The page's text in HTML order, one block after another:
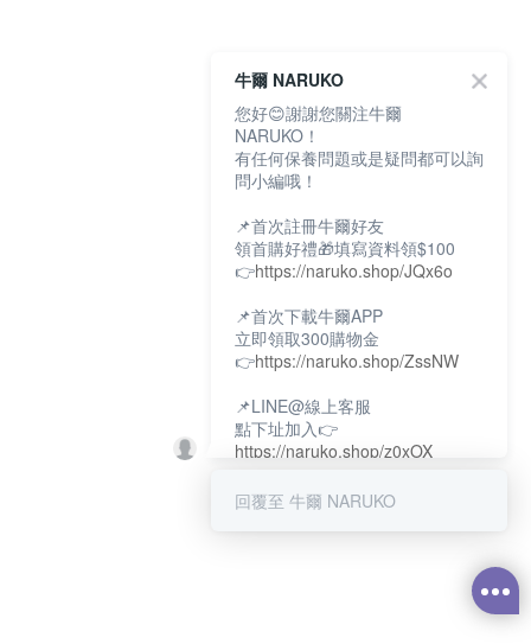
牛爾 NARUKO
您好😊謝謝您關注牛爾
NARUKO！
有任何保養問題或是疑問都可以詢
問小編哦！
📌首次註冊牛爾好友
領首購好禮🎁填寫資料領$100
👉https://naruko.shop/JQx6o
📌首次下載牛爾APP
立即領取300購物金
👉https://naruko.shop/ZssNW
📌LINE@線上客服
點下址加入👉
https://naruko.shop/z0xOX
📌電話客服：02-26581707
回覆至 牛爾 NARUKO